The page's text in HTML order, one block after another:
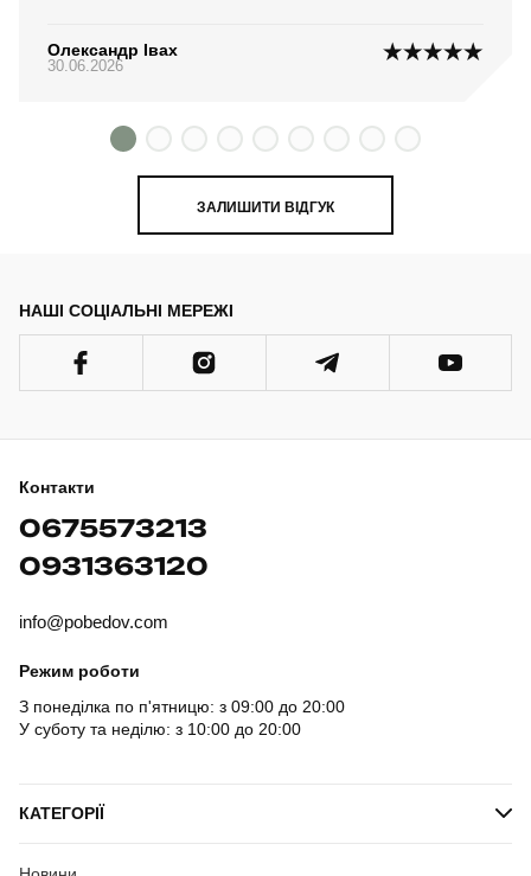
Олександр Івах
30.06.2026
ЗАЛИШИТИ ВІДГУК
НАШІ СОЦІАЛЬНІ МЕРЕЖІ
Контакти
0675573213
0931363120
info@pobedov.com
Режим роботи
З понеділка по п'ятницю: з 09:00 до 20:00
У суботу та неділю: з 10:00 до 20:00
КАТЕГОРІЇ